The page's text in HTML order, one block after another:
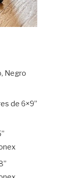
Negro
de 6×9”